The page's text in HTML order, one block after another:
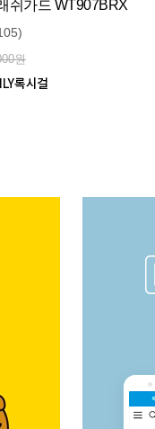
쉬가드 WT907BRX
원